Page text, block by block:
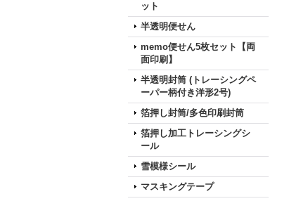
ット
半透明便せん
memo便せん5枚セット【両
面印刷】
半透明封筒 (トレーシングペ
ーパー柄付き洋形2号)
箔押し封筒/多色印刷封筒
箔押し加工トレーシングシ
ール
雪模様シール
マスキングテープ